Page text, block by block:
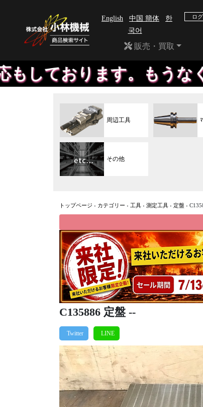
English 中国 簡体
한
국어
ロ
販売・買取
もうなくなったメーカ
周辺工具
その他
トップページ › カテゴリー › 工具 › 測定工具 › 定盤 ›
C135886 定盤 --